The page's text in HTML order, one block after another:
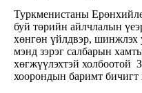
Туркменистаны
буй төрийн айлчлалын
хөнгөн үйлдвэр, шинжлэх
мэнд зэрэг салбарын
хөгжүүлэхтэй холбоотой
хоорондын баримт бичигт